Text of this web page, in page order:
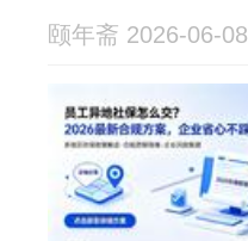
颐年斋 2026-06-08